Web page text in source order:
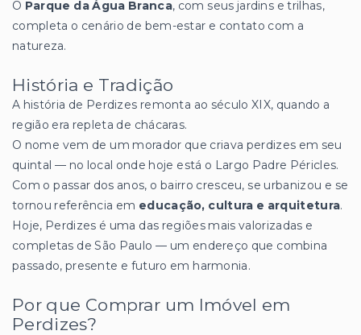
O Parque da Água Branca, com seus jardins e trilhas,
completa o cenário de bem-estar e contato com a
natureza.
História e Tradição
A história de Perdizes remonta ao século XIX, quando a
região era repleta de chácaras.
O nome vem de um morador que criava perdizes em seu
quintal — no local onde hoje está o Largo Padre Péricles.
Com o passar dos anos, o bairro cresceu, se urbanizou e se
tornou referência em educação, cultura e arquitetura.
Hoje, Perdizes é uma das regiões mais valorizadas e
completas de São Paulo — um endereço que combina
passado, presente e futuro em harmonia.
Por que Comprar um Imóvel em
Perdizes?